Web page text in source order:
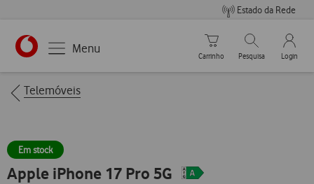
Estado da Rede
https://www.vodafone.pt
Menu
Carrinho de compras
Carrinho
Pesquisar
Pesquisa
My
Login
Breadcrumbs
Telemóveis
Em stock
Apple iPhone 17 Pro 5G